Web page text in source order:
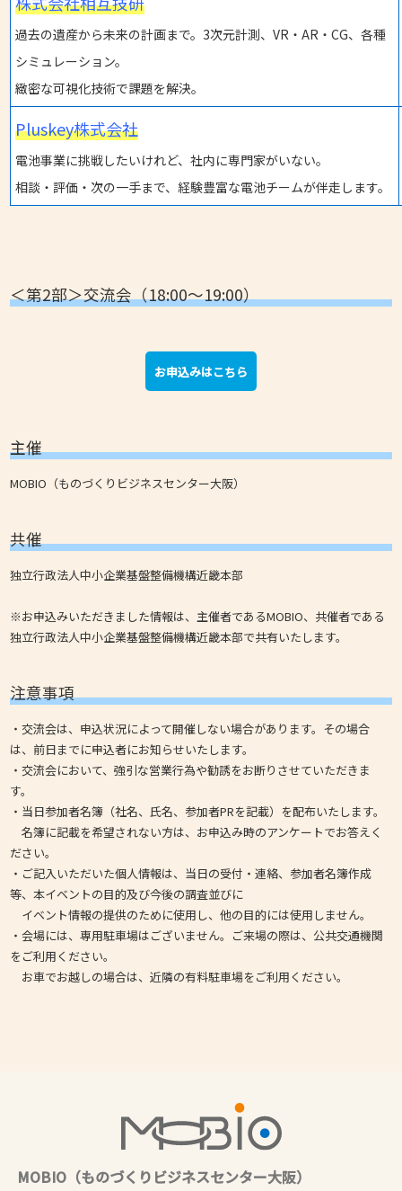
過去の遺産から未来の計画まで。3次元計測、VR・AR・CG、各種
シミュレーション。
緻密な可視化技術で課題を解決。
Pluskey株式会社
電池事業に挑戦したいけれど、社内に専門家がいない。
相談・評価・次の一手まで、経験豊富な電池チームが伴走します。
＜第2部＞交流会（18:00～19:00）
お申込みはこちら
主催
MOBIO（ものづくりビジネスセンター大阪）
共催
独立行政法人中小企業基盤整備機構近畿本部
※お申込みいただきました情報は、主催者であるMOBIO、共催者である
独立行政法人中小企業基盤整備機構近畿本部で共有いたします。
注意事項
・交流会は、申込状況によって開催しない場合があります。その場合
は、前日までに申込者にお知らせいたします。
・交流会において、強引な営業行為や勧誘をお断りさせていただきま
す。
・当日参加者名簿（社名、氏名、参加者PRを記載）を配布いたします。
名簿に記載を希望されない方は、お申込み時のアンケートでお答えく
ださい。
・ご記入いただいた個人情報は、当日の受付・連絡、参加者名簿作成
等、本イベントの目的及び今後の調査並びに
イベント情報の提供のために使用し、他の目的には使用しません。
・会場には、専用駐車場はございません。ご来場の際は、公共交通機関
をご利用ください。
お車でお越しの場合は、近隣の有料駐車場をご利用ください。
MOBIO（ものづくりビジネスセンター大阪）